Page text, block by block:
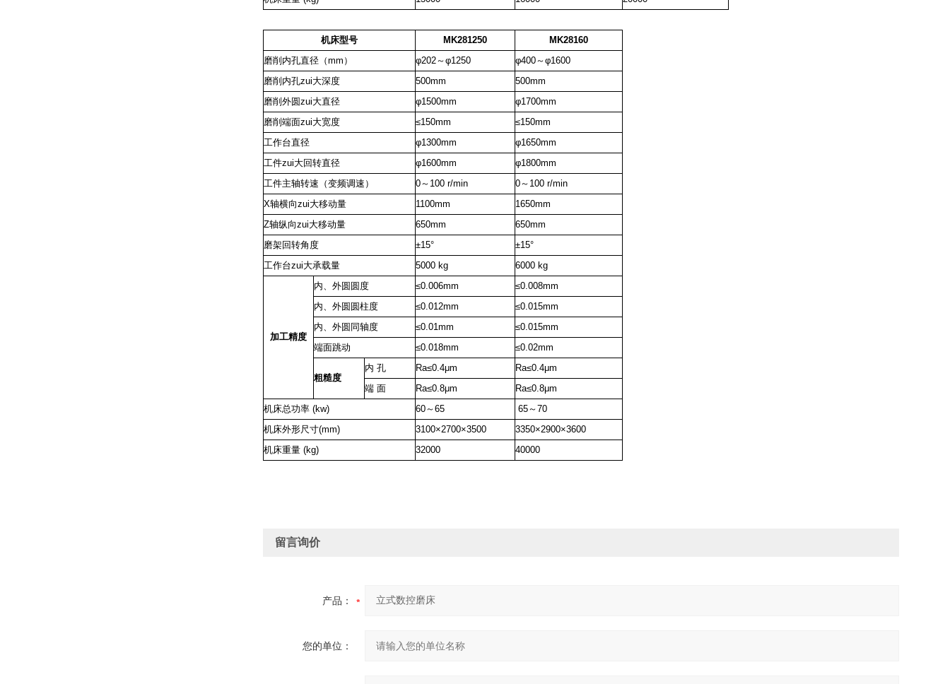
机床型号 MK281250
MK28160
磨削内孔直径（mm）
φ202～φ1250
φ400～φ1600
磨削内孔zui大深度
500mm
500mm
磨削外圆zui大直径
φ1500mm
φ1700mm
磨削端面zui大宽度
≤150mm
≤150mm
工作台直径
φ1300mm
φ1650mm
工件zui大回转直径
φ1600mm
φ1800mm
工件主轴转速（变频调速）
0～100 r/min 0～100 r/min
X轴横向zui大移动量
1100mm
1650mm
Z轴纵向zui大移动量
650mm
650mm
磨架回转角度
±15°
±15°
工作台zui大承载量
5000 kɡ 6000 kɡ
加工精度
内、外圆圆度 ≤0.006mm
≤0.008mm
内、外圆圆柱度
≤0.012mm
≤0.015mm
内、外圆同轴度
≤0.01mm
≤0.015mm
端面跳动
≤0.018mm ≤0.02mm
粗糙度
内 孔 Ra≤0.4μm
Ra≤0.4μm
端 面 Ra≤0.8μm
Ra≤0.8μm
机床总功率 (kw) 60～65
65～70
机床外形尺寸(mm)
3100×2700×3500
3350×2900×3600
机床重量 (kg) 32000 40000
留言询价
产品：
您的单位：